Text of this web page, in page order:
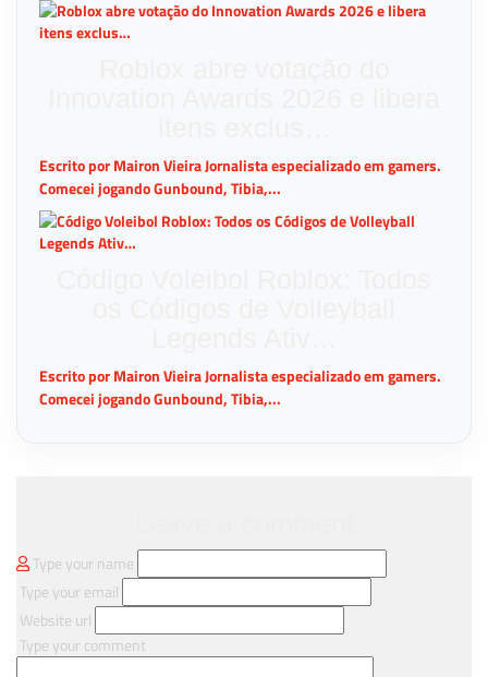
Escrito por Mairon Vieira Jornalista especializado em gamers.
Comecei jogando Gunbound, Tibia,...
Escrito por Mairon Vieira Jornalista especializado em gamers.
Comecei jogando Gunbound, Tibia,...
Type your name
Type your email
Website url
Type your comment